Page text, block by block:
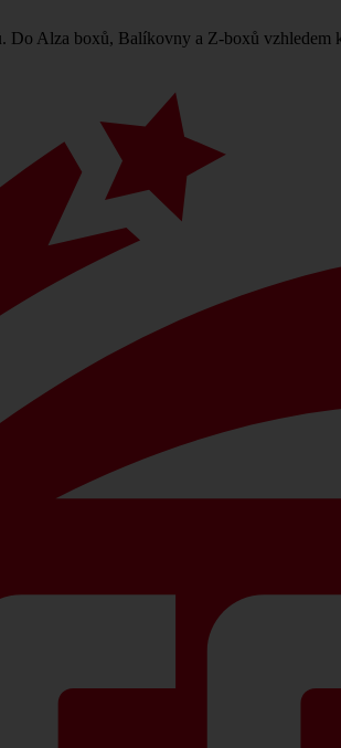
Alza boxů, Balíkovny a Z-boxů vzhledem